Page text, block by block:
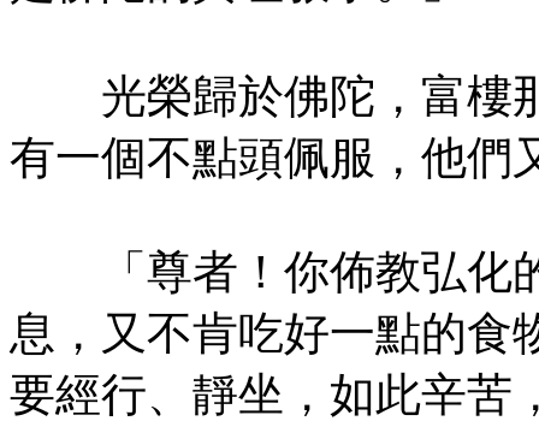
光榮歸於佛陀，富樓
有一個不點頭佩服，他們
「尊者！你佈教弘化
息，又不肯吃好一點的食
要經行、靜坐，如此辛苦